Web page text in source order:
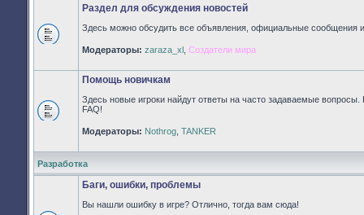
Нет
непрочитанных
Раздел для обсуждения новостей
Здесь можно обсудить все объявления, официальные сообщения и
Модераторы: zaraza_xl Создатели мира
непрочитанных
Помощь новичкам
Здесь новые игроки найдут ответы на часто задаваемые вопросы.
FAQ!
Модераторы: Nothrog TANKER
Разработка
Баги, ошибки, проблемы
Вы нашли ошибку в игре? Отлично, тогда вам сюда!